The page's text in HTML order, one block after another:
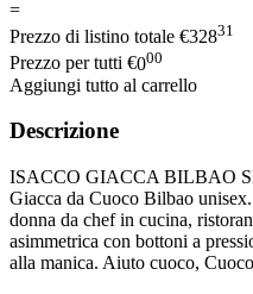
=
Prezzo di listino totale €32831
Prezzo per tutti €000
Aggiungi tutto al carrello
Descrizione
ISACCO GIACCA BILBAO
Giacca da Cuoco Bilbao
donna da chef in cucina,
asimmetrica con bottoni a
alla manica. Aiuto cuoco,